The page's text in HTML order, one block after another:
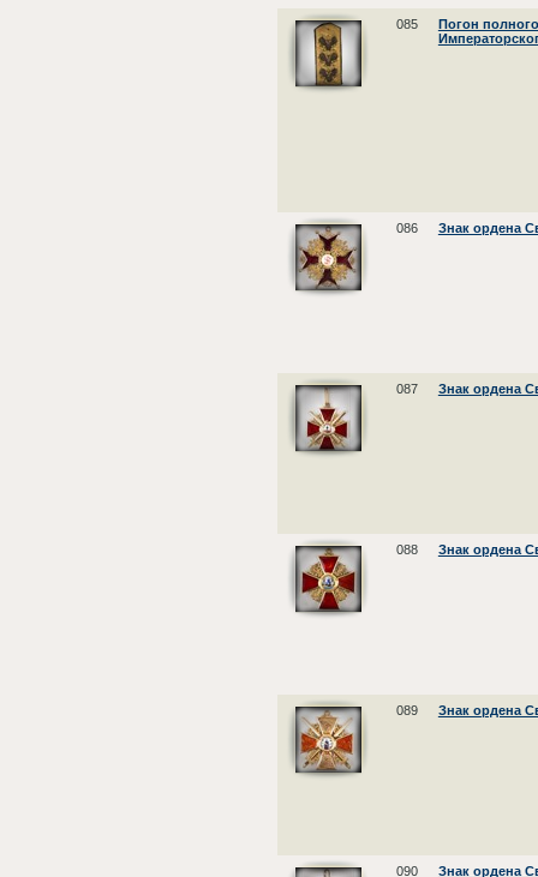
085
Погон
086 Знак ордена
087 Знак ордена
088 Знак ордена
089 Знак ордена
090 Знак ордена